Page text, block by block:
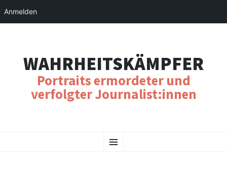
WAHRHEITSKÄMPFER
Portraits ermordeter und
verfolgter Journalist:innen
Menu
TO
Anmelden